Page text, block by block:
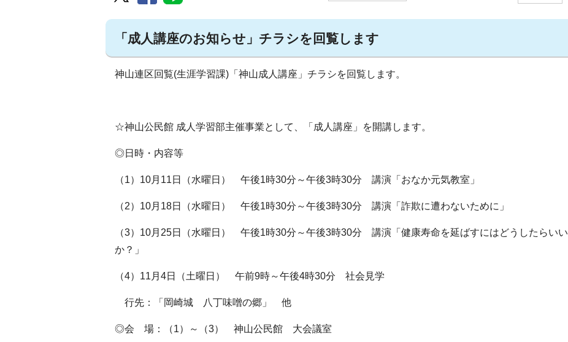
「成人講座のお知らせ」チラシを回覧します
神山連区回覧(生涯学習課)「神山成人講座」チラシを回覧します。
☆神山公民館 成人学習部主催事業として、「成人講座」を開講します。
◎日時・内容等
（1）10月11日（水曜日） 午後1時30分～午後3時30分 講演「おなか元気教室」
（2）10月18日（水曜日） 午後1時30分～午後3時30分 講演「詐欺に遭わないために」
（3）10月25日（水曜日） 午後1時30分～午後3時30分 講演「健康寿命を延ばすにはどうしたらいい
か？」
（4）11月4日（土曜日） 午前9時～午後4時30分 社会見学
行先：「岡崎城 八丁味噌の郷」 他
◎会 場：（1）～（3） 神山公民館 大会議室